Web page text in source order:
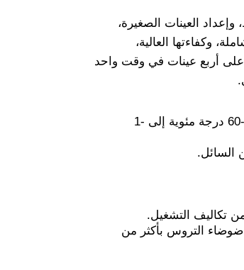
العينات الصغيرة،
وكفاءتها العالية،
على أربع عينات في وقت واحد
إمداد غرفة داخلية بالنيتروجين السائل بدرجة حرارة منخفضة للغاية، ودرجة حرارة قابلة للتعديل من -60 درجة مئوية إلى -1
السائل.
تكاليف التشغيل.
التروس بأكثر من